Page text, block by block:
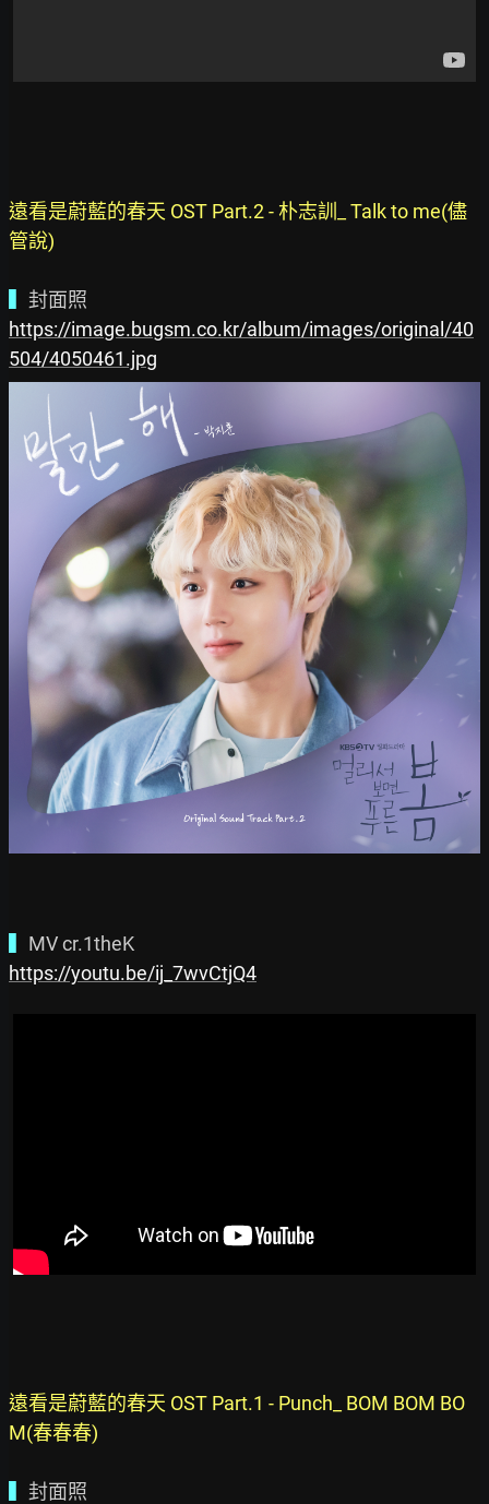
遠看是蔚藍的春天 OST Part.2 - 朴志訓_ Talk to me(儘
管說)
https://image.bugsm.co.kr/album/images/original/40
504/4050461.jpg
https://youtu.be/ij_7wvCtjQ4
遠看是蔚藍的春天 OST Part.1 - Punch_ BOM BOM BO
M(春春春)